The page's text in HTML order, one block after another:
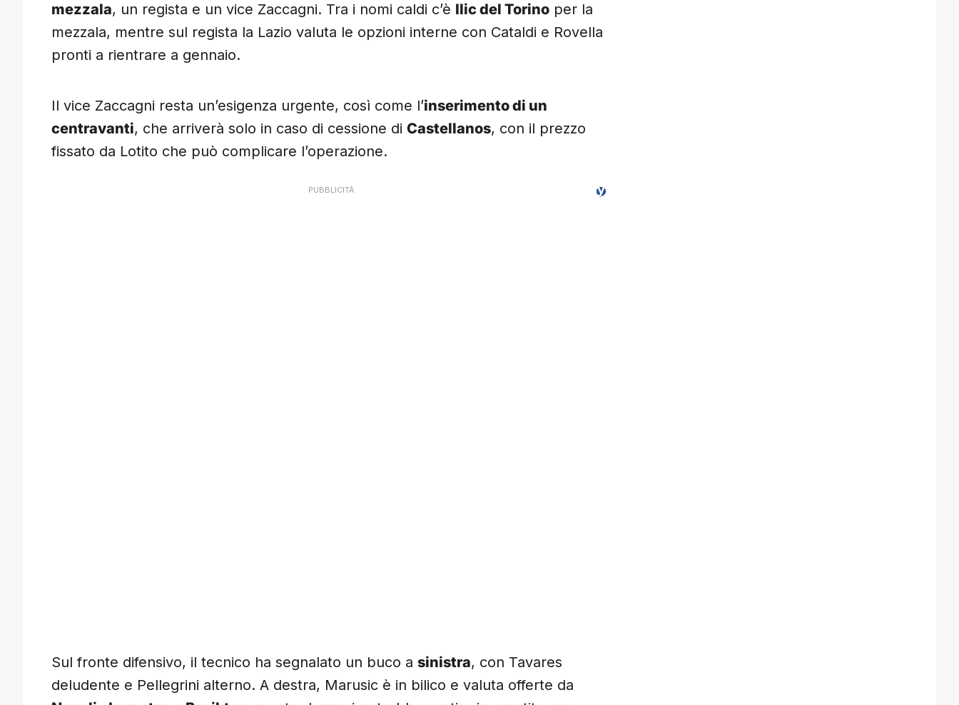
mezzala, un regista e un vice Zaccagni. Tra i nomi caldi c’è Ilic del Torino per la
mezzala, mentre sul regista la Lazio valuta le opzioni interne con Cataldi e Rovella
pronti a rientrare a gennaio.
Il vice Zaccagni resta un’esigenza urgente, così come l’inserimento di un
centravanti, che arriverà solo in caso di cessione di Castellanos, con il prezzo
fissato da Lotito che può complicare l’operazione.
Sul fronte difensivo, il tecnico ha segnalato un buco a sinistra, con Tavares
deludente e Pellegrini alterno. A destra, Marusic è in bilico e valuta offerte da